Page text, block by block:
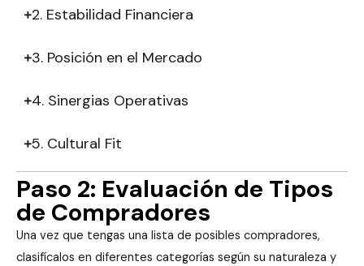
2. Estabilidad Financiera
3. Posición en el Mercado
4. Sinergias Operativas
5. Cultural Fit
Paso 2: Evaluación de Tipos
de Compradores
Una vez que tengas una lista de posibles compradores,
clasifícalos en diferentes categorías según su naturaleza y